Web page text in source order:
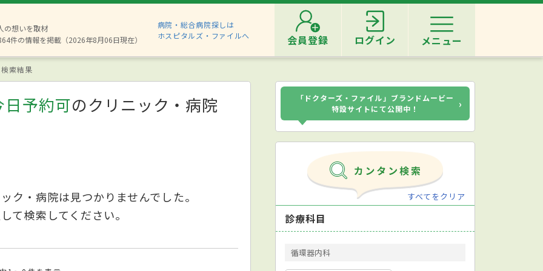
の想いを取材
件の情報を掲載（2026年8月06日現在）
病院・総合病院探しは
ホスピタルズ・ファイルへ
会員登録 ログイン メニュー
索結果
予約可のクリニック・病院
ク・病院は見つかりませんでした。
て検索してください。
「ドクターズ・ファイル」ブランドムービー
特設サイトにて公開中！
›
すべてをクリア
診療科目
循環器内科